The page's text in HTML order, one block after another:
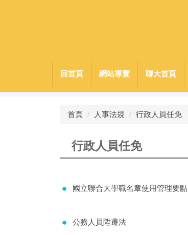
回首頁 網站導覽 聯大首頁
首頁 人事法規 行政人員任免
行政人員任免
國立聯合大學職名章使用管理要點
公務人員陞遷法